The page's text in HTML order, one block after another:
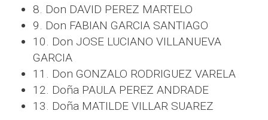
8. Don DAVID PEREZ MARTELO
9. Don FABIAN GARCIA SANTIAGO
10. Don JOSE LUCIANO VILLANUEVA
GARCIA
11. Don GONZALO RODRIGUEZ VARELA
12. Doña PAULA PEREZ ANDRADE
13. Doña MATILDE VILLAR SUAREZ